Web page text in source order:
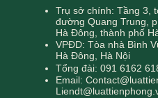
Trụ sở chính: Tầng 3,
đường Quang Trung,
Hà Đông, thành phố
VPĐD: Tòa nhà Bình
Hà Đông, Hà Nội
Tổng đài: 091 6162
Email: